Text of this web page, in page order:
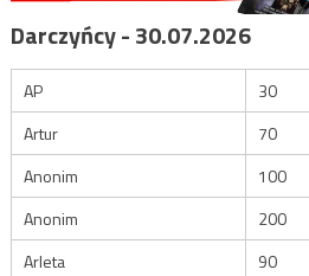
Darczyńcy - 30.07.2026
AP
30
Artur
70
Anonim
100
Anonim
200
Arleta
90